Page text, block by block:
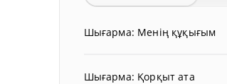
Шығарма: Менің құқығым
Шығарма: Қорқыт ата